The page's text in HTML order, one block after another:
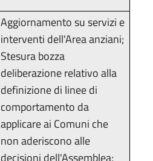
Aggiornamento su servizi e
interventi dell'Area anziani;
Stesura bozza
deliberazione relativo alla
definizione di linee di
comportamento da
applicare ai Comuni che
non aderiscono alle
decisioni dell'Assemblea;